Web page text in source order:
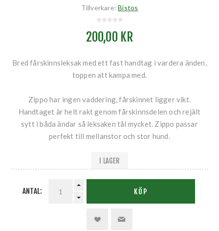
Tillverkare: Bistos
200,00 KR
Bred fårskinnsleksak med ett fast handtag i vardera änden,
toppen att kampa med.
Zippo har ingen vaddering, fårskinnet ligger vikt.
Handtaget är helt rakt genom fårskinnsdelen och rejält
sytt i båda ändar så leksaken tål mycket. Zippo passar
perfekt till mellanstor och stor hund.
I LAGER
ANTAL: KÖP